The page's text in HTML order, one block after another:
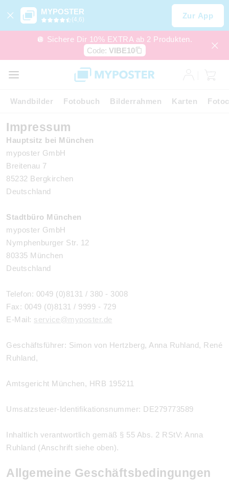
MYPOSTER
(4,6) Zur App
🪩 Sichere Dir 10% EXTRA ab 2 Produkten.
Code: VIBE10
Wandbilder Fotobuch Bilderrahmen Karten
Impressum
Hauptsitz bei München
myposter GmbH
Breitenau 7
85232 Bergkirchen
Deutschland
Stadtbüro München
myposter GmbH
Nymphenburger Str. 12
80335 München
Deutschland
Telefon: 0049 (0)8131 / 380 - 3008
Fax: 0049 (0)8131 / 9999 - 729
E-Mail: service@myposter.de
Geschäftsführer: Simon von Hertzberg, Anna Ruhland, René
Ruhland,
Amtsgericht München, HRB 195211
Umsatzsteuer-Identifikationsnummer: DE279773589
Inhaltlich verantwortlich gemäß § 55 Abs. 2 RStV: Anna
Ruhland (Anschrift siehe oben).
Allgemeine Geschäftsbedingungen